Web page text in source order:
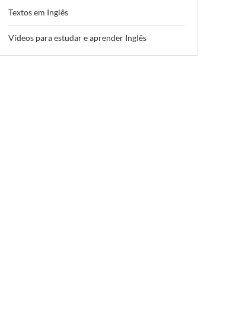
Textos em Inglês
Vídeos para estudar e aprender Inglês